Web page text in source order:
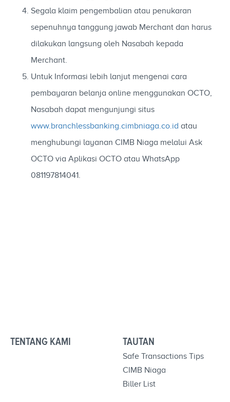
Segala klaim pengembalian atau penukaran
sepenuhnya tanggung jawab Merchant dan harus
dilakukan langsung oleh Nasabah kepada
Merchant.
Untuk Informasi lebih lanjut mengenai cara
pembayaran belanja online menggunakan OCTO,
Nasabah dapat mengunjungi situs
www.branchlessbanking.cimbniaga.co.id atau
menghubungi layanan CIMB Niaga melalui Ask
OCTO via Aplikasi OCTO atau WhatsApp
081197814041.
TENTANG KAMI TAUTAN
Safe Transactions Tips
CIMB Niaga
Biller List